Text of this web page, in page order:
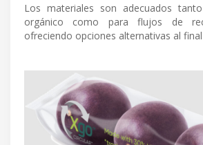
Los materiales son adecuados
orgánico como para flujos de
ofreciendo opciones alternativas al